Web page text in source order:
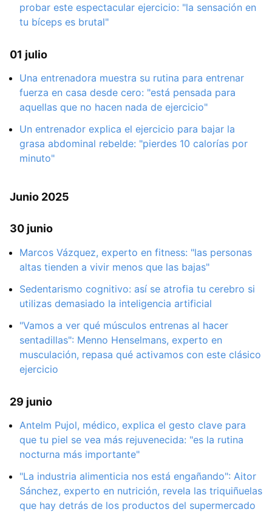
probar este espectacular ejercicio: "la sensación en
tu bíceps es brutal"
01 julio
Una entrenadora muestra su rutina para entrenar
fuerza en casa desde cero: "está pensada para
aquellas que no hacen nada de ejercicio"
Un entrenador explica el ejercicio para bajar la
grasa abdominal rebelde: "pierdes 10 calorías por
minuto"
Junio 2025
30 junio
Marcos Vázquez, experto en fitness: "las personas
altas tienden a vivir menos que las bajas"
Sedentarismo cognitivo: así se atrofia tu cerebro si
utilizas demasiado la inteligencia artificial
"Vamos a ver qué músculos entrenas al hacer
sentadillas": Menno Henselmans, experto en
musculación, repasa qué activamos con este clásico
ejercicio
29 junio
Antelm Pujol, médico, explica el gesto clave para
que tu piel se vea más rejuvenecida: "es la rutina
nocturna más importante"
"La industria alimenticia nos está engañando": Aitor
Sánchez, experto en nutrición, revela las triquiñuelas
que hay detrás de los productos del supermercado